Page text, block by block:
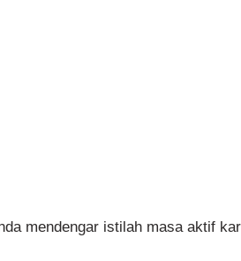
mendengar istilah masa aktif